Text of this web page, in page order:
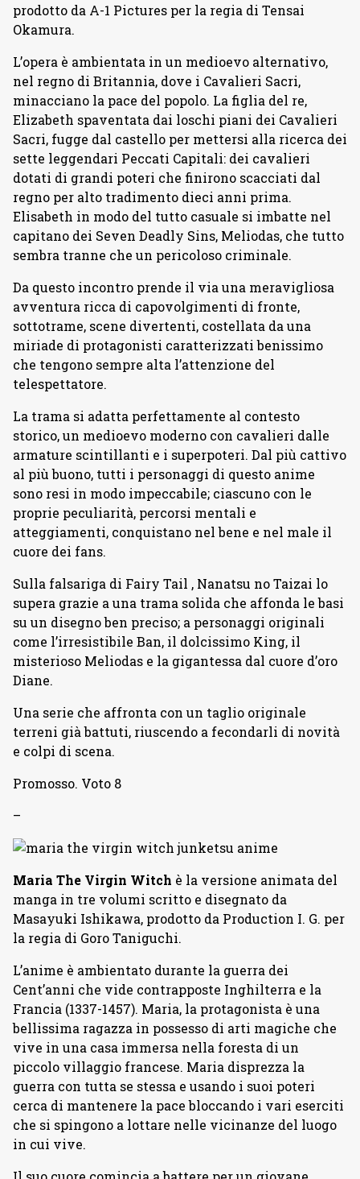
prodotto da A-1 Pictures per la regia di Tensai
Okamura.
L’opera è ambientata in un medioevo alternativo,
nel regno di Britannia, dove i Cavalieri Sacri,
minacciano la pace del popolo. La figlia del re,
Elizabeth spaventata dai loschi piani dei Cavalieri
Sacri, fugge dal castello per mettersi alla ricerca dei
sette leggendari Peccati Capitali: dei cavalieri
dotati di grandi poteri che finirono scacciati dal
regno per alto tradimento dieci anni prima.
Elisabeth in modo del tutto casuale si imbatte nel
capitano dei Seven Deadly Sins, Meliodas, che tutto
sembra tranne che un pericoloso criminale.
Da questo incontro prende il via una meravigliosa
avventura ricca di capovolgimenti di fronte,
sottotrame, scene divertenti, costellata da una
miriade di protagonisti caratterizzati benissimo
che tengono sempre alta l’attenzione del
telespettatore.
La trama si adatta perfettamente al contesto
storico, un medioevo moderno con cavalieri dalle
armature scintillanti e i superpoteri. Dal più cattivo
al più buono, tutti i personaggi di questo anime
sono resi in modo impeccabile; ciascuno con le
proprie peculiarità, percorsi mentali e
atteggiamenti, conquistano nel bene e nel male il
cuore dei fans.
Sulla falsariga di Fairy Tail , Nanatsu no Taizai lo
supera grazie a una trama solida che affonda le basi
su un disegno ben preciso; a personaggi originali
come l’irresistibile Ban, il dolcissimo King, il
misterioso Meliodas e la gigantessa dal cuore d’oro
Diane.
Una serie che affronta con un taglio originale
terreni già battuti, riuscendo a fecondarli di novità
e colpi di scena.
Promosso. Voto 8
–
Maria The Virgin Witch è la versione animata del
manga in tre volumi scritto e disegnato da
Masayuki Ishikawa, prodotto da Production I. G. per
la regia di Goro Taniguchi.
L’anime è ambientato durante la guerra dei
Cent’anni che vide contrapposte Inghilterra e la
Francia (1337-1457). Maria, la protagonista è una
bellissima ragazza in possesso di arti magiche che
vive in una casa immersa nella foresta di un
piccolo villaggio francese. Maria disprezza la
guerra con tutta se stessa e usando i suoi poteri
cerca di mantenere la pace bloccando i vari eserciti
che si spingono a lottare nelle vicinanze del luogo
in cui vive.